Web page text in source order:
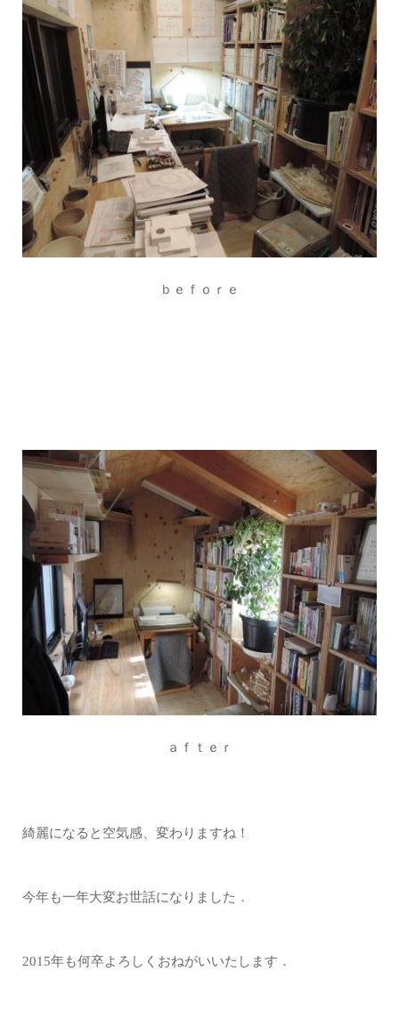
ｂｅｆｏｒｅ
ａｆｔｅｒ
綺麗になると空気感、変わりますね！
今年も一年大変お世話になりました．
2015年も何卒よろしくおねがいいたします．